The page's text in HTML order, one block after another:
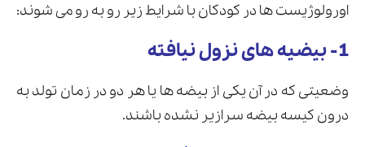
اورولوژیست ها در کودکان با شرایط زیر رو به رو می شوند:
وضعیتی که در آن یکی از بیضه ها یا هر دو در زمان تولد به
درون کیسه بیضه سرازیر نشده باشند.